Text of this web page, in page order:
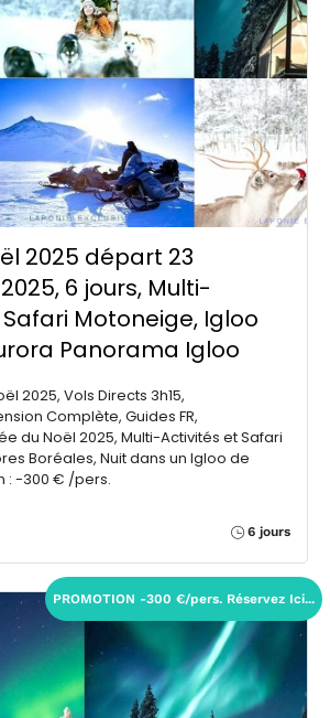
2025 départ 23
6 jours, Multi-
Motoneige, Igloo
Panorama Igloo
2025, Vols Directs 3h15,
Complète, Guides FR,
du Noël 2025, Multi-Activités et Safari
Boréales, Nuit dans un Igloo de
: -300 € /pers.
6 jours
PROMOTION -300 €/pers. Réservez Ici...